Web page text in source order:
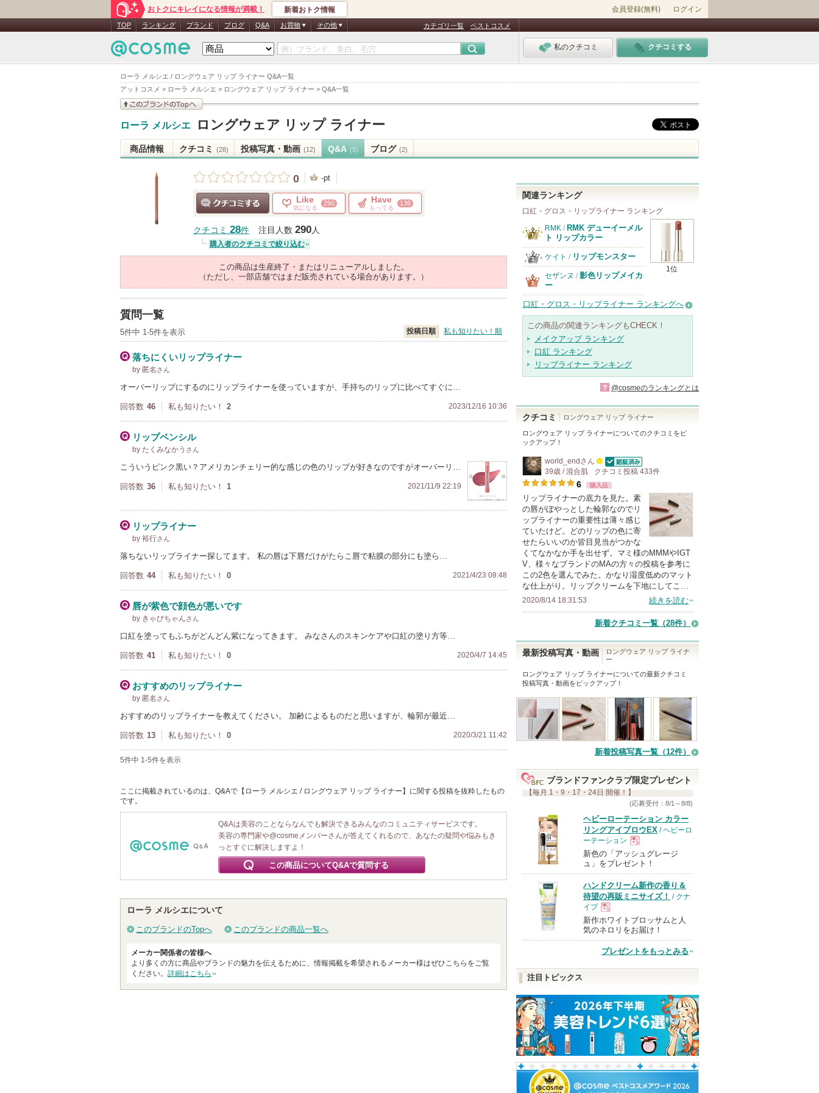
ローラ メルシエ / ロングウェア リップ ライナー Q&A一覧
アットコスメ > ローラ メルシエ > ロングウェア リップ ライナー > Q&A一覧
おトクにキレイになる情報が満載！ 新着おトク情報 会員登録(無料) ログイン
TOP ランキング ブランド ブログ Q&A お買物 その他 カテゴリ一覧 ベストコスメ
私のクチコミ クチコミする
ローラ メルシエ ロングウェア リップ ライナー
商品情報 クチコミ (28) 投稿写真・動画 (12) Q&A (5) ブログ (2)
0 -pt
Like
気になる
290 Have
もってる
136
クチコミ 28件 注目人数 290人
購入者のクチコミで絞り込む
この商品は生産終了・またはリニューアルしました。
（ただし、一部店舗ではまだ販売されている場合があります。）
質問一覧
5件中 1-5件を表示 投稿日順 私も知りたい！順
落ちにくいリップライナー
by 匿名 さん
オーバーリップにするのにリップライナーを使っていますが、手持ちのリップに比べてすぐに…
回答数 46 私も知りたい！ 2 2023/12/16 10:36
リップペンシル
by たくみなかう さん
こういうピンク黒い？アメリカンチェリー的な感じの色のリップが好きなのですがオーバーリ…
回答数 36 私も知りたい！ 1 2021/11/9 22:19
リップライナー
by 裕行さん
落ちないリップライナー探してます。 私の唇は下唇だけがたらこ唇で粘膜の部分にも塗ら…
回答数 44 私も知りたい！ 0 2021/4/23 08:48
唇が紫色で顔色が悪いです
by きゃびちゃんさん
口紅を塗ってもふちがどんどん紫になってきます。 みなさんのスキンケアや口紅の塗り方等…
回答数 41 私も知りたい！ 0 2020/4/7 14:45
おすすめのリップライナー
by 匿名 さん
おすすめのリップライナーを教えてください。 加齢によるものだと思いますが、輪郭が最近…
回答数 13 私も知りたい！ 0 2020/3/21 11:42
5件中 1-5件を表示
ここに掲載されているのは、Q&Aで【ローラ メルシエ / ロングウェア リップ ライナー】に関する投稿を抜粋したもの
です。
Q&Aは美容のことならなんでも解決できるみんなのコミュニティサービスです。
美容の専門家や@cosmeメンバーさんが答えてくれるので、あなたの疑問や悩みもき
っとすぐに解決しますよ！
この商品についてQ&Aで質問する
ローラ メルシエについて
このブランドのTopへ このブランドの商品一覧へ
メーカー関係者の皆様へ
より多くの方に商品やブランドの魅力を伝えるために、情報掲載を希望されるメーカー様はぜひこちらをご覧
ください。 詳細はこちら
関連ランキング
口紅・グロス・リップライナー ランキング
1位
RMK / RMK デューイーメル
ト リップカラー
ケイト / リップモンスター
セザンヌ / 影色リップメイカ
ー
口紅・グロス・リップライナー ランキングへ
この商品の関連ランキングもCHECK！
メイクアップ ランキング
口紅 ランキング
リップライナー ランキング
? @cosmeのランキングとは
クチコミ ロングウェア リップ ライナー
ロングウェア リップ ライナーについてのクチコミをピ
ックアップ！
world_end さん
100
人
以
上
の
メ
ン
バ
ー
お
に
入
り
録
さ
れ
て
ま
す
認証済
39歳 / 混合肌 クチコミ投稿 433件
6 購入品
リップライナーの底力を見た。素
の唇がぼやっとした輪郭なのでリ
ップライナーの重要性は薄々感じ
ていたけど。どのリップの色に寄
せたらいいのか皆目見当がつかな
くてなかなか手を出せず。マミ様のMMMやIGT
V、様々なブランドのMAの方々の投稿を参考に
この2色を選んでみた。かなり湿度低めのマット
な仕上がり。リップクリームを下地にしてこ…
2020/8/14 18:31:53 続きを読む
新着クチコミ一覧 （28件）
最新投稿写真・動画
ロングウェア リップ ライナ
ー
ロングウェア リップ ライナーについての最新クチコミ
投稿写真・動画をピックアップ！
新着投稿写真一覧（12件）
ブランドファンクラブ限定プレゼント
【毎月 1・9・17・24日 開催！】
(応募受付：8/1～8/8)
ヘビーローテーション カラー
リングアイブロウEX / ヘビーロ
ーテーション
現
品
新色の「アッシュグレージ
ュ」をプレゼント！
ハンドクリーム新作の香り＆
待望の再販ミニサイズ！ / クナ
イプ
現
品
新作ホワイトブロッサムと人
気のネロリをお届け！
プレゼントをもっとみる
注目トピックス